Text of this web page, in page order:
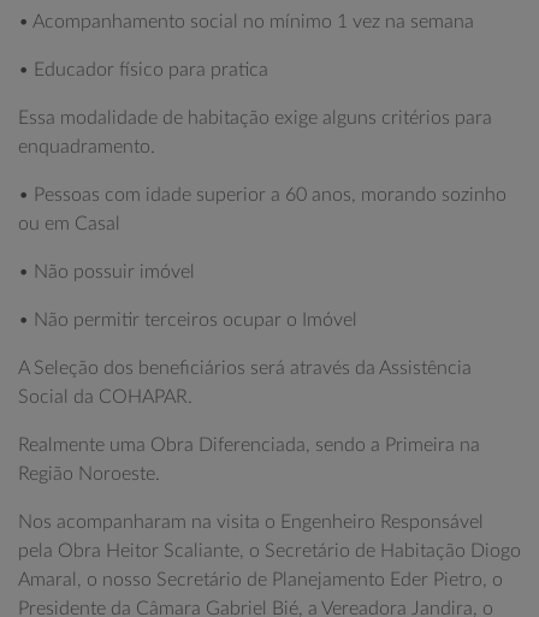
• Acompanhamento social no mínimo 1 vez na semana
• Educador físico para pratica
Essa modalidade de habitação exige alguns critérios para
enquadramento.
• Pessoas com idade superior a 60 anos, morando sozinho
ou em Casal
• Não possuir imóvel
• Não permitir terceiros ocupar o Imóvel
A Seleção dos beneficiários será através da Assistência
Social da COHAPAR.
Realmente uma Obra Diferenciada, sendo a Primeira na
Região Noroeste.
Nos acompanharam na visita o Engenheiro Responsável
pela Obra Heitor Scaliante, o Secretário de Habitação Diogo
Amaral, o nosso Secretário de Planejamento Eder Pietro, o
Presidente da Câmara Gabriel Bié, a Vereadora Jandira, o